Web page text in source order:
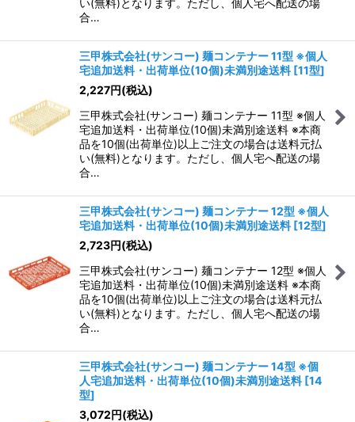
合…
三甲株式会社(サンコー) 麺コンテナー 11型 ※個人
宅追加送料・出荷単位(10個)未満別途送料 [11型]
2,227円(税込)
三甲株式会社(サンコー) 麺コンテナー 11型 ※個人
宅追加送料・出荷単位(10個)未満別途送料 ※本商
品を10個(出荷単位)以上ご注文の場合は送料元払
い(無料)となります。ただし、個人宅へ配送の場
合…
三甲株式会社(サンコー) 麺コンテナー 12型 ※個人
宅追加送料・出荷単位(10個)未満別途送料 [12型]
2,723円(税込)
三甲株式会社(サンコー) 麺コンテナー 12型 ※個人
宅追加送料・出荷単位(10個)未満別途送料 ※本商
品を10個(出荷単位)以上ご注文の場合は送料元払
い(無料)となります。ただし、個人宅へ配送の場
合…
三甲株式会社(サンコー) 麺コンテナー 14型 ※個
人宅追加送料・出荷単位(10個)未満別途送料 [14
型]
3,072円(税込)